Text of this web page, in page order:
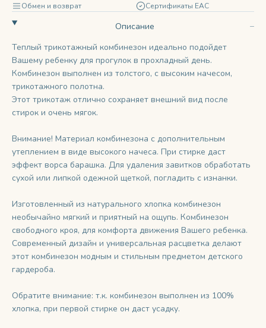
Обмен и возврат
Сертификаты ЕАС
Описание
Теплый трикотажный комбинезон идеально подойдет
Вашему ребенку для прогулок в прохладный день.
Комбинезон выполнен из толстого, с высоким начесом,
трикотажного полотна.
Этот трикотаж отлично сохраняет внешний вид после
стирок и очень мягок.
Внимание! Материал комбинезона с дополнительным
утеплением в виде высокого начеса. При стирке даст
эффект ворса барашка. Для удаления завитков обработать
сухой или липкой одежной щеткой, погладить с изнанки.
Изготовленный из натурального хлопка комбинезон
необычайно мягкий и приятный на ощупь. Комбинезон
свободного кроя, для комфорта движения Вашего ребенка.
Современный дизайн и универсальная расцветка делают
этот комбинезон модным и стильным предметом детского
гардероба.
Обратите внимание: т.к. комбинезон выполнен из 100%
хлопка, при первой стирке он даст усадку.